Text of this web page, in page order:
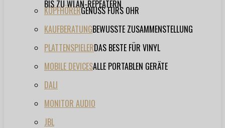
BIS ZU WLAN-REPEATERN
KOPFHÖRERGENUSS FÜRS OHR
KAUFBERATUNGBEWUSSTE ZUSAMMENSTELLUNG
PLATTENSPIELERDAS BESTE FÜR VINYL
MOBILE DEVICESALLE PORTABLEN GERÄTE
DALI
MONITOR AUDIO
JBL